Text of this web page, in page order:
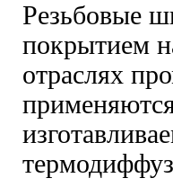
Резьбовые
покрытием
отраслях